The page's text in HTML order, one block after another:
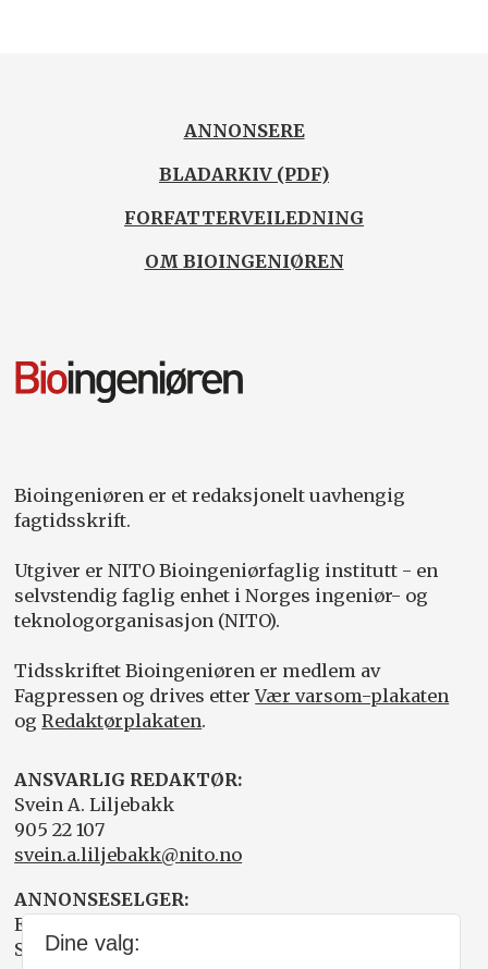
ANNONSERE
BLADARKIV (PDF)
FORFATTERVEILEDNING
OM BIOINGENIØREN
Bioingeniøren er et redaksjonelt uavhengig
fagtidsskrift.
Utgiver er NITO Bioingeniørfaglig institutt - en
selvstendig faglig enhet i Norges ingeniør- og
teknologorganisasjon (NITO).
Tidsskriftet Bioingeniøren er medlem av
Fagpressen og drives etterVær varsom-plakaten
ogRedaktørplakaten.
ANSVARLIG REDAKTØR:
Svein A. Liljebakk
905 22 107
svein.a.liljebakk@nito.no
ANNONSESELGER:
Elisabeth R. Wåde
Salgsfabrikken
Dine valg: